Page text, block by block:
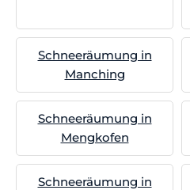
Schneeräumung in
Manching
Schneeräumung in
Mengkofen
Schneeräumung in